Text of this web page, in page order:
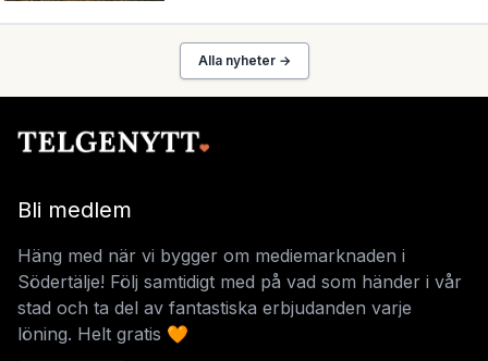
Alla nyheter →
Bli medlem
Häng med när vi bygger om mediemarknaden i
Södertälje! Följ samtidigt med på vad som händer i vår
stad och ta del av fantastiska erbjudanden varje
löning. Helt gratis 🧡